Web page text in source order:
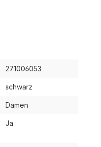
271006053
schwarz
Damen
Ja